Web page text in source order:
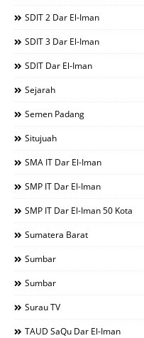
SDIT 2 Dar El-Iman
SDIT 3 Dar El-Iman
SDIT Dar El-Iman
Sejarah
Semen Padang
Situjuah
SMA IT Dar El-Iman
SMP IT Dar El-Iman
SMP IT Dar El-Iman 50 Kota
Sumatera Barat
Sumbar
Sumbar
Surau TV
TAUD SaQu Dar El-Iman